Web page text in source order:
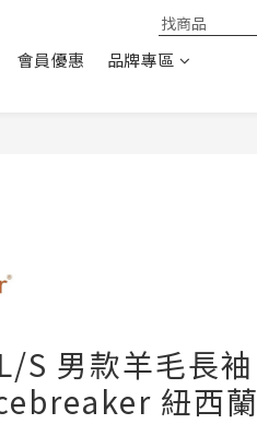
會員優惠 品牌專區
S 男款羊毛長袖
紐西蘭